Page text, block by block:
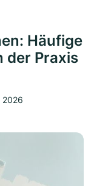
Häufige
der Praxis
2026